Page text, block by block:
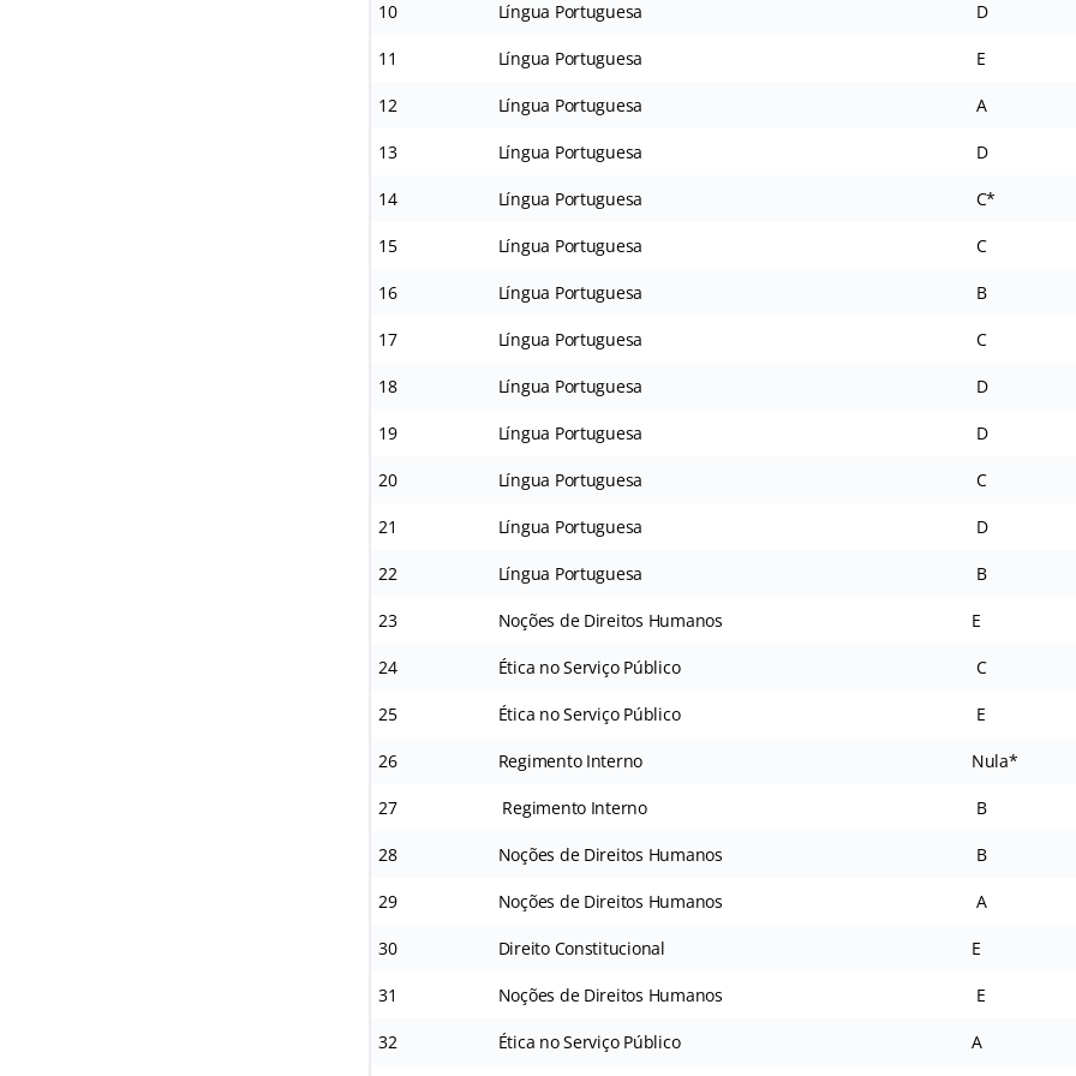
10 Língua Portuguesa D
11 Língua Portuguesa E
12 Língua Portuguesa A
13 Língua Portuguesa D
14 Língua Portuguesa C*
15 Língua Portuguesa C
16 Língua Portuguesa B
17 Língua Portuguesa C
18 Língua Portuguesa D
19 Língua Portuguesa D
20 Língua Portuguesa C
21 Língua Portuguesa D
22 Língua Portuguesa B
23 Noções de Direitos Humanos E
24 Ética no Serviço Público C
25 Ética no Serviço Público E
26 Regimento Interno Nula*
27 Regimento Interno B
28 Noções de Direitos Humanos B
29 Noções de Direitos Humanos A
30 Direito Constitucional E
31 Noções de Direitos Humanos E
32 Ética no Serviço Público A